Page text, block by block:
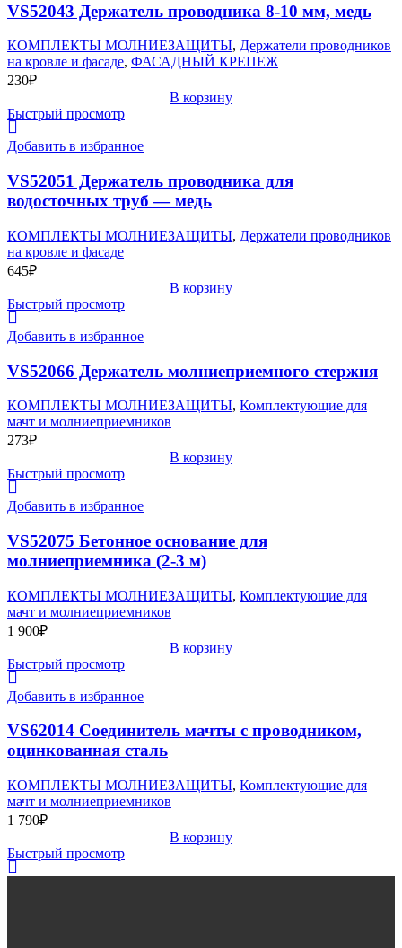
VS52043 Держатель проводника 8-10 мм, медь
КОМПЛЕКТЫ МОЛНИЕЗАЩИТЫ, Держатели проводников
на кровле и фасаде, ФАСАДНЫЙ КРЕПЕЖ
230₽
В корзину
Быстрый просмотр
Добавить в избранное
VS52051 Держатель проводника для
водосточных труб — медь
КОМПЛЕКТЫ МОЛНИЕЗАЩИТЫ, Держатели проводников
на кровле и фасаде
645₽
В корзину
Быстрый просмотр
Добавить в избранное
VS52066 Держатель молниеприемного стержня
КОМПЛЕКТЫ МОЛНИЕЗАЩИТЫ, Комплектующие для
мачт и молниеприемников
273₽
В корзину
Быстрый просмотр
Добавить в избранное
VS52075 Бетонное основание для
молниеприемника (2-3 м)
КОМПЛЕКТЫ МОЛНИЕЗАЩИТЫ, Комплектующие для
мачт и молниеприемников
1 900₽
В корзину
Быстрый просмотр
Добавить в избранное
VS62014 Соединитель мачты с проводником,
оцинкованная сталь
КОМПЛЕКТЫ МОЛНИЕЗАЩИТЫ, Комплектующие для
мачт и молниеприемников
1 790₽
В корзину
Быстрый просмотр